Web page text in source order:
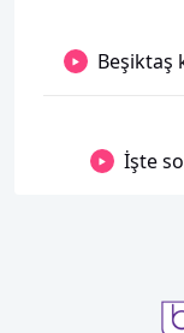
Beşiktaş
İşte